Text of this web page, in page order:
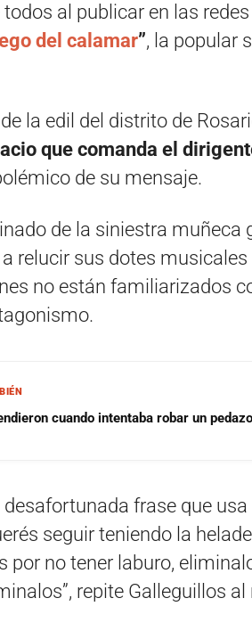
al publicar en las
del calamar”, la popular
la edil del distrito de
que comanda el
de su mensaje.
de la siniestra muñeca
relucir sus dotes musicales
no están familiarizados
cuando intentaba robar un
desafortunada frase que
seguir teniendo la
por no tener laburo,
repite Galleguillos